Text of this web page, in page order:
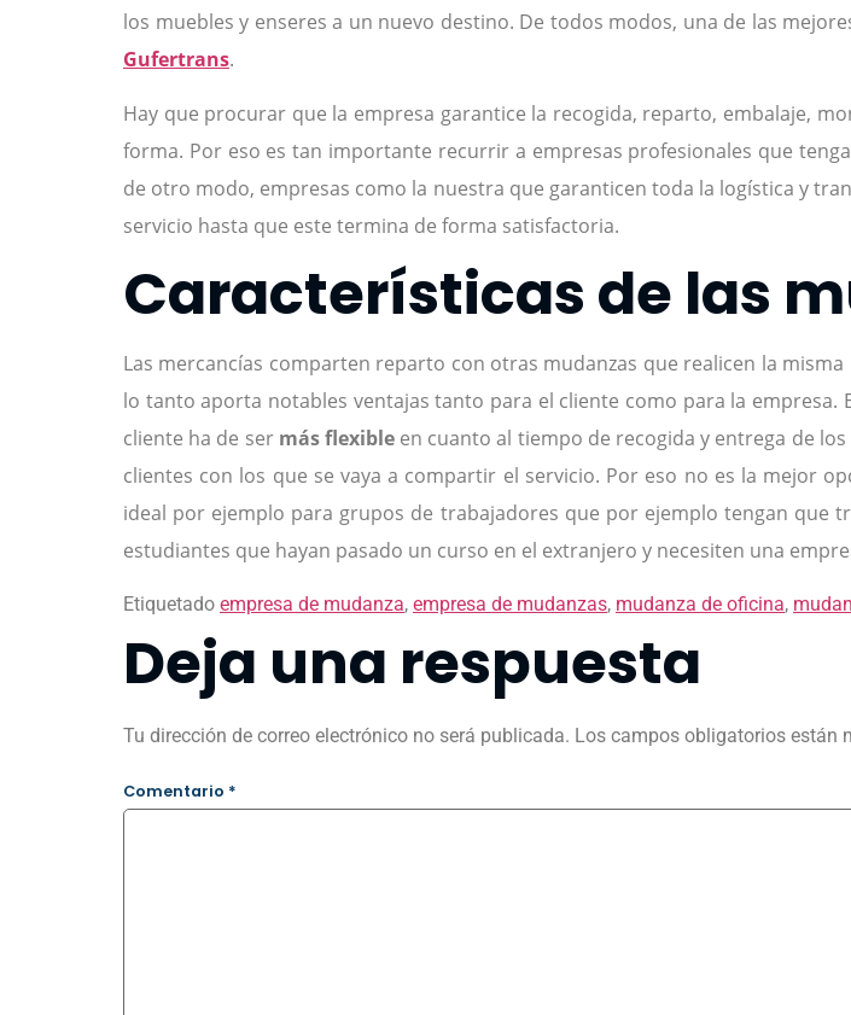
los muebles y enseres a un nuevo destino. De todos modos, una de las
Gufertrans.
Hay que procurar que la empresa garantice la recogida, reparto, embalaje,
forma. Por eso es tan importante recurrir a empresas profesionales que
de otro modo, empresas como la nuestra que garanticen toda la logística y
servicio hasta que este termina de forma satisfactoria.
Características de las
Las mercancías comparten reparto con otras mudanzas que realicen la
lo tanto aporta notables ventajas tanto para el cliente como para la
cliente ha de ser más flexibleen cuanto al tiempo de recogida y entrega de
clientes con los que se vaya a compartir el servicio. Por eso no es la mejor
ideal por ejemplo para grupos de trabajadores que por ejemplo tengan
estudiantes que hayan pasado un curso en el extranjero y necesiten una
Etiquetado empresa de mudanza, empresa de mudanzas, mudanza de oficina,
Deja una respuesta
Tu dirección de correo electrónico no será publicada. Los campos obligatorios están
Comentario *